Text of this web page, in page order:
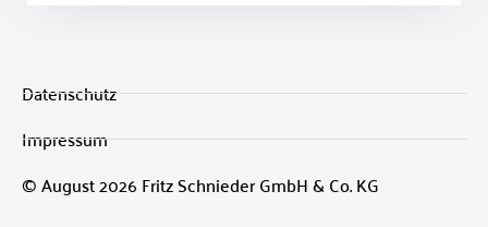
Datenschutz
Impressum
© August 2026 Fritz Schnieder GmbH & Co. KG